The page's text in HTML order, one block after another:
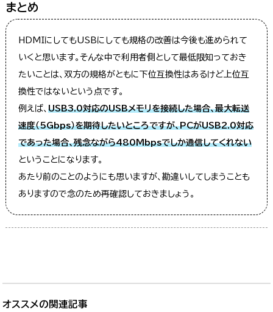
まとめ
HDMIにしてもUSBにしても規格の改善は今後も進められて
いくと思います。そんな中で利用者側として最低限知っておき
たいことは、双方の規格がともに下位互換性はあるけど上位互
換性ではないという点です。
例えば、 USB3.0対応のUSBメモリを接続した場合、最大転送
速度（5Gbps）を期待したいところですが、PCがUSB2.0対応
であった場合、残念ながら480Mbpsでしか通信してくれない
ということになります。
あたり前のことのようにも思いますが、勘違いしてしまうことも
ありますので念のため再確認しておきましょう。
オススメの関連記事